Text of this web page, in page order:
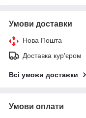
Умови доставки
Нова Пошта
Доставка кур'єром
Всі умови доставки
Умови оплати